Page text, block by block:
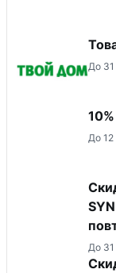
До 31
До 12
До 31